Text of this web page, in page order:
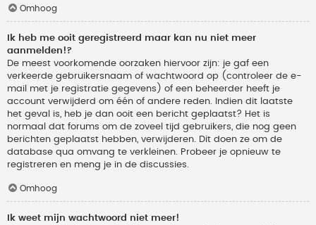
Omhoog
Ik heb me ooit geregistreerd maar kan nu niet meer
aanmelden!?
De meest voorkomende oorzaken hiervoor zijn: je gaf een
verkeerde gebruikersnaam of wachtwoord op (controleer de e-
mail met je registratie gegevens) of een beheerder heeft je
account verwijderd om één of andere reden. Indien dit laatste
het geval is, heb je dan ooit een bericht geplaatst? Het is
normaal dat forums om de zoveel tijd gebruikers, die nog geen
berichten geplaatst hebben, verwijderen. Dit doen ze om de
database qua omvang te verkleinen. Probeer je opnieuw te
registreren en meng je in de discussies.
Omhoog
Ik weet mijn wachtwoord niet meer!